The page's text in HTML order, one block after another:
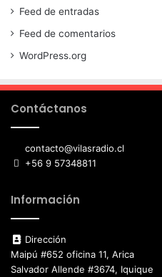
Feed de entradas
Feed de comentarios
WordPress.org
Contáctanos
contacto@vilasradio.cl
+56 9 57348811
Información
Dirección
Maipú #652 oficina 11, Arica
Salvador Allende #3674, Iquique